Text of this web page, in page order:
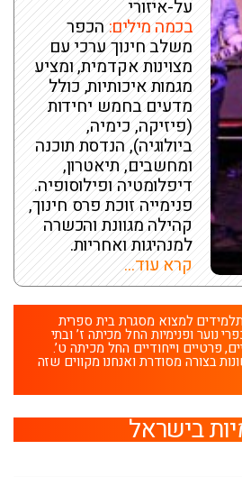
על-איזורי
בכמה מילים:הכפר
משלב חינוך ערכי עם
מצוינות אקדמית, ומציע
מגמות איכותיות, כולל
מדעים בחמש יחידות
(פיזיקה, כימיה,
ביולוגיה), הנדסת תוכנה
ומחשבים, תיאטרון,
דיפלומטיה ופילוסופיה.
פנימייה זוכת פרס חינוך,
קהילה מגוונת והכשרה
למנהיגות ואחריות.
קרא עוד...
למצוא מסגרת בית ספרית
נוער ופנימיות החל מכיתה ז’ ובתי
פרטיים וייחודיים החל מכיתה ט’.
בצורה מסודרת ואנחנו מקווים שזה
בישראל